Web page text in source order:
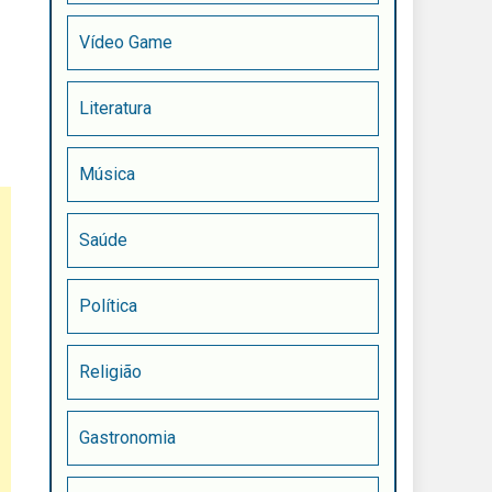
Vídeo Game
Literatura
Música
Saúde
Política
Religião
Gastronomia